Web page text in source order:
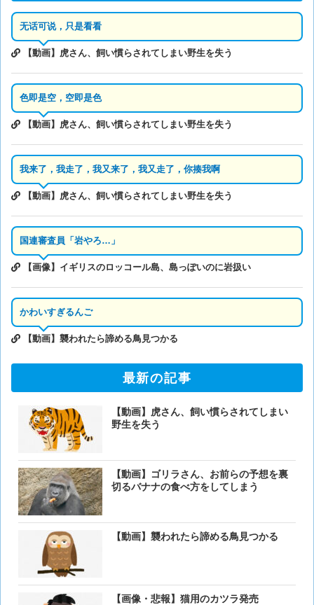
无话可说，只是看看
【動画】虎さん、飼い慣らされてしまい野生を失う
色即是空，空即是色
【動画】虎さん、飼い慣らされてしまい野生を失う
我来了，我走了，我又来了，我又走了，你揍我啊
【動画】虎さん、飼い慣らされてしまい野生を失う
国連審査員「岩やろ…」
【画像】イギリスのロッコール島、島っぽいのに岩扱い
かわいすぎるんご
【動画】襲われたら諦める鳥見つかる
最新の記事
【動画】虎さん、飼い慣らされてしまい
野生を失う
【動画】ゴリラさん、お前らの予想を裏
切るバナナの食べ方をしてしまう
【動画】襲われたら諦める鳥見つかる
【画像・悲報】猫用のカツラ発売